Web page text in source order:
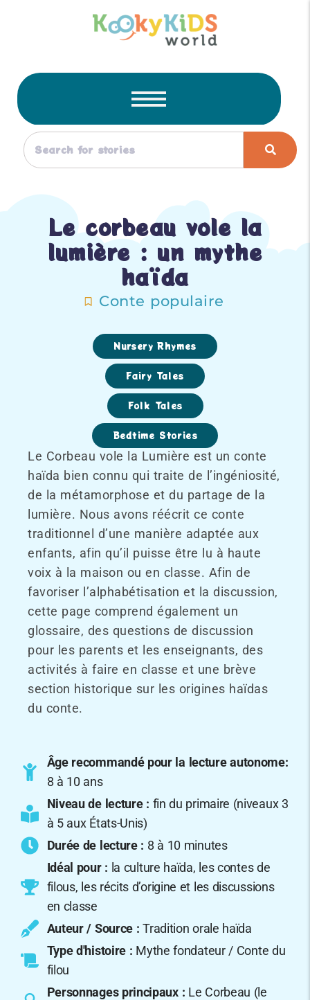
Le corbeau vole la
lumière : un mythe
haïda
Conte populaire
Nursery Rhymes
Fairy Tales
Folk Tales
Bedtime Stories
Le Corbeau vole la Lumière est un conte
haïda bien connu qui traite de l’ingéniosité,
de la métamorphose et du partage de la
lumière. Nous avons réécrit ce conte
traditionnel d’une manière adaptée aux
enfants, afin qu’il puisse être lu à haute
voix à la maison ou en classe. Afin de
favoriser l’alphabétisation et la discussion,
cette page comprend également un
glossaire, des questions de discussion
pour les parents et les enseignants, des
activités à faire en classe et une brève
section historique sur les origines haïdas
du conte.
Âge recommandé pour la lecture autonome:
8 à 10 ans
Niveau de lecture : fin du primaire (niveaux 3
à 5 aux États-Unis)
Durée de lecture : 8 à 10 minutes
Idéal pour : la culture haïda, les contes de
filous, les récits d’origine et les discussions
en classe
Auteur / Source :Tradition orale haïda
Type d'histoire : Mythe fondateur / Conte du
filou
Personnages principaux : Le Corbeau (le